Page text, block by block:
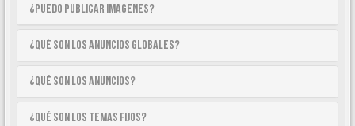
¿Puedo publicar imagenes?
¿Qué son los anuncios globales?
¿Qué son los anuncios?
¿Qué son los temas fijos?